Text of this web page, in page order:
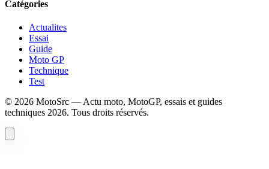
Catégories
Actualites
Essai
Guide
Moto GP
Technique
Test
© 2026 MotoSrc — Actu moto, MotoGP, essais et guides
techniques 2026. Tous droits réservés.